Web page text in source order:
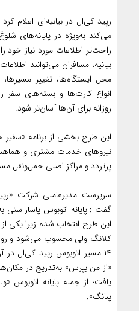
رپید کی‌ال در بیانیه‌ای اعلام
می‌کند به‌ویژه در پایانه‌های
راحت‌تر اطلاعات مورد نیاز خود
بیانیه، مسافران می‌توانند
محل ایستگاه‌ها، تغییر
انواع کارت‌ها و بسته‌های سفر
روزانه برای آن‌ها آسان‌تر شود.
نیروهای خدمات مشتری و
پرتردد و مراکز اصلی حمل‌ونقل
سرپرست مدیرعاملی شرکت
گفت : پایانه اتوبوس پاسار
این طرح انتخاب شده زیرا یکی
۱۴ مسیر اتوبوس رپید کی‌ال
«از من بپرس» به‌تدریج در
یافت؛ از جمله پایانه اتوبوس
پنانگ».